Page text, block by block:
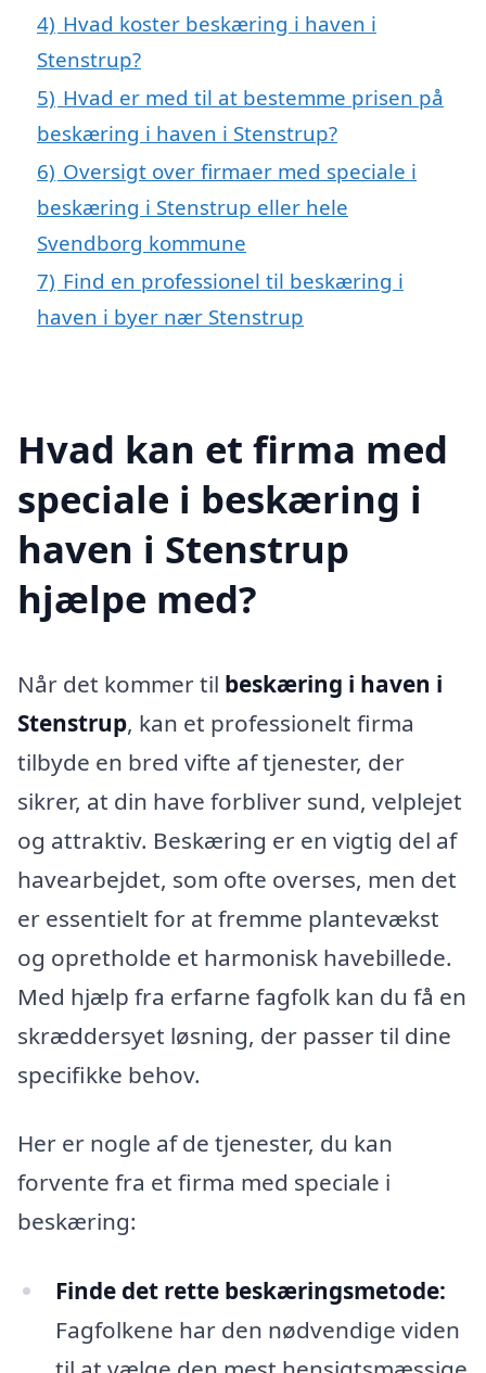
4) Hvad koster beskæring i haven i
Stenstrup?
5) Hvad er med til at bestemme prisen på
beskæring i haven i Stenstrup?
6) Oversigt over firmaer med speciale i
beskæring i Stenstrup eller hele
Svendborg kommune
7) Find en professionel til beskæring i
haven i byer nær Stenstrup
Hvad kan et firma med
speciale i beskæring i
haven i Stenstrup
hjælpe med?
Når det kommer til beskæring i haven i
Stenstrup, kan et professionelt firma
tilbyde en bred vifte af tjenester, der
sikrer, at din have forbliver sund, velplejet
og attraktiv. Beskæring er en vigtig del af
havearbejdet, som ofte overses, men det
er essentielt for at fremme plantevækst
og opretholde et harmonisk havebillede.
Med hjælp fra erfarne fagfolk kan du få en
skræddersyet løsning, der passer til dine
specifikke behov.
Her er nogle af de tjenester, du kan
forvente fra et firma med speciale i
beskæring:
Finde det rette beskæringsmetode:
Fagfolkene har den nødvendige viden